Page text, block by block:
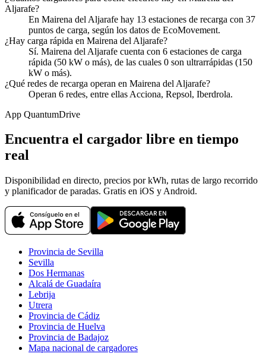
Aljarafe?
En Mairena del Aljarafe hay 13 estaciones de recarga con 37
puntos de carga, según los datos de EcoMovement.
¿Hay carga rápida en Mairena del Aljarafe?
Sí. Mairena del Aljarafe cuenta con 6 estaciones de carga
rápida (50 kW o más), de las cuales 0 son ultrarrápidas (150
kW o más).
¿Qué redes de recarga operan en Mairena del Aljarafe?
Operan 6 redes, entre ellas Acciona, Repsol, Iberdrola.
App QuantumDrive
Encuentra el cargador libre en tiempo
real
Disponibilidad en directo, precios por kWh, rutas de largo recorrido
y planificador de paradas. Gratis en iOS y Android.
Provincia de Sevilla
Sevilla
Dos Hermanas
Alcalá de Guadaíra
Lebrija
Utrera
Provincia de Cádiz
Provincia de Huelva
Provincia de Badajoz
Mapa nacional de cargadores